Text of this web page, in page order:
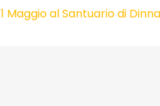
1 Maggio al Santuario di